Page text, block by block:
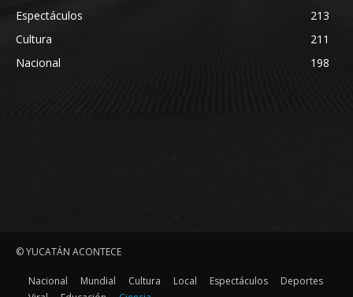
Espectáculos
213
Cultura
211
Nacional
198
© YUCATÁN ACONTECE
Nacional Mundial Cultura Local Espectáculos
Deportes